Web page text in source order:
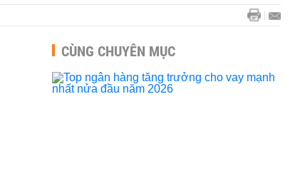
CÙNG CHUYÊN MỤC